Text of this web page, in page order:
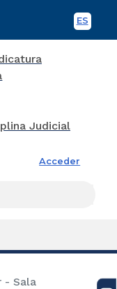
ES
Acceder
- Sala